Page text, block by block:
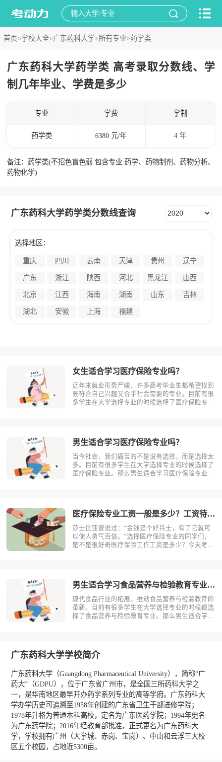
首页>学校大全>广东药科大学>所有专业>药学类
广东药科大学药学类 高考录取分数线、学
制几年毕业、学费是多少
专业 学费 学制
药学类 6380 元/年 4 年
备注：药学类(不招色盲色弱.包含专业:药学、药物制剂、药物分析、
药物化学)
广东药科大学药学类分数线查询
选择地区：
重庆 四川 云南 天津 贵州 辽宁
广东 浙江 陕西 河北 黑龙江 山西
北京 江西 海南 湖南 山东 吉林
湖北 安徽 上海 福建
女生适合学习医疗保险专业吗？
近年来就业形势严峻，许多高考毕业生都希望找到
既符合自己兴趣又合乎社会需要的专业。目前有很
多学生在大学选择专业的时候选择了医疗保险专
么？医疗保险，是指以保险合同约定的医疗?
男生适合学习医疗保险专业吗？
当今社会，我们痛苦的不是没有选择，而是选择太
多。目前有很多学生在大学选择专业的时候选择了
医疗保险专业。那么男生适合学习医疗保险专业
医疗保险专业工资一般是多少？工资待遇好吗？
莎士比亚曾说过：“金钱是个好兵士，有了它就可
以使人勇气百倍。”选择医疗保险专业的同学们，
是不是很好奇医疗保险工作工资是多少？今天考动
男生适合学习食品营养与检验教育专业吗？
现代食品行业的拓展，推动食品营养与检验教育的
革新。目前有很多学生在大学选择专业的时候都选
择了食品营养与检验教育专业。那么男生适合学习
什么？食品营养与检验教育主要研究食品科?
广东药科大学学校简介
广东药科大学（Guangdong Pharmaceutical University），简称“广
药大”（GDPU），位于广东省广州市，是全国三所药科大学之
一，是华南地区最早开办药学系列专业的高等学府。广东药科大
学办学历史可追溯至1958年创建的广东省卫生干部进修学院；
1978年升格为普通本科高校，定名为广东医药学院；1994年更名
为广东药学院；2016年经教育部批准，正式更名为广东药科大
学，学校拥有广州（大学城、赤岗、宝岗）、中山和云浮三大校
区五个校园，占地近5300亩。